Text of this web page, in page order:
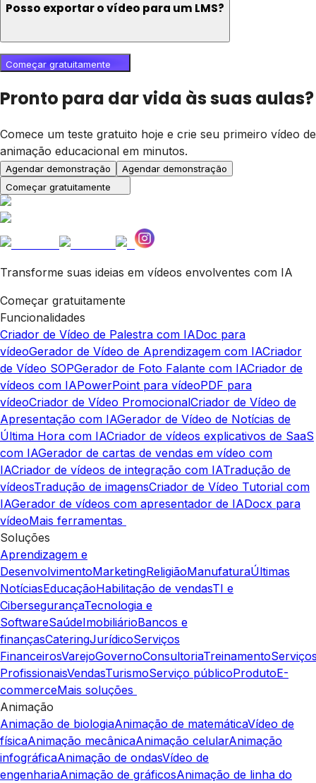
Posso exportar o vídeo para um LMS?
Começar gratuitamente
Pronto para dar vida às suas aulas?
Comece um teste gratuito hoje e crie seu primeiro vídeo de
animação educacional em minutos.
Agendar demonstração
Agendar demonstração
Começar gratuitamente
Transforme suas ideias em vídeos envolventes com IA
Começar gratuitamente
Funcionalidades
Criador de Vídeo de Palestra com IADoc para
vídeoGerador de Vídeo de Aprendizagem com IACriador
de Vídeo SOPGerador de Foto Falante com IACriador de
vídeos com IAPowerPoint para vídeoPDF para
vídeoCriador de Vídeo PromocionalCriador de Vídeo de
Apresentação com IAGerador de Vídeo de Notícias de
Última Hora com IACriador de vídeos explicativos de SaaS
com IAGerador de cartas de vendas em vídeo com
IACriador de vídeos de integração com IATradução de
vídeosTradução de imagensCriador de Vídeo Tutorial com
IAGerador de vídeos com apresentador de IADocx para
vídeoMais ferramentas
Soluções
Aprendizagem e
DesenvolvimentoMarketingReligiãoManufaturaÚltimas
NotíciasEducaçãoHabilitação de vendasTI e
CibersegurançaTecnologia e
SoftwareSaúdeImobiliárioBancos e
finançasCateringJurídicoServiços
FinanceirosVarejoGovernoConsultoriaTreinamento
ProfissionaisVendasTurismoServiço públicoProdutoE-
commerceMais soluções
Animação
Animação de biologiaAnimação de matemáticaVídeo de
físicaAnimação mecânicaAnimação celularAnimação
infográficaAnimação de ondasVídeo de
engenhariaAnimação de gráficosAnimação de linha do